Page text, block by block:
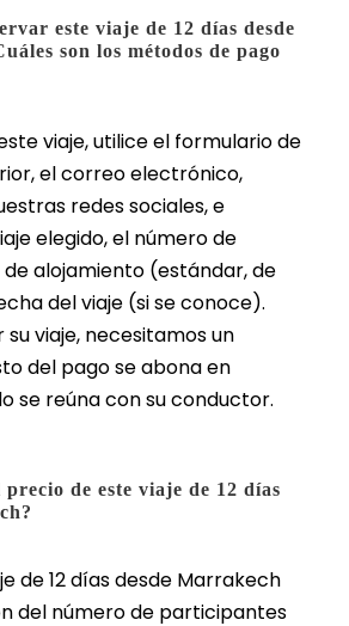
este viaje de 12 días desde
son los métodos de pago
viaje, utilice el formulario de
el correo electrónico,
redes sociales, e
elegido, el número de
de alojamiento (estándar, de
del viaje (si se conoce).
viaje, necesitamos un
del pago se abona en
se reúna con su conductor.
precio de este viaje de 12 días
de 12 días desde Marrakech
del número de participantes